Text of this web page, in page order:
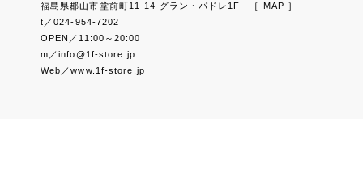
福島県郡山市堂前町11-14 グラン・パドレ1F
［ MAP ］
t／024-954-7202
OPEN／11:00～20:00
m／info@1f-store.jp
Web／www.1f-store.jp